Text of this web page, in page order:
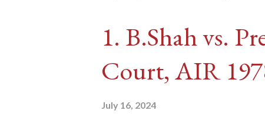
1. B.Shah vs.
Court, AIR
July 16, 2024